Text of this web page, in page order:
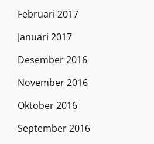
Februari 2017
Januari 2017
Desember 2016
November 2016
Oktober 2016
September 2016